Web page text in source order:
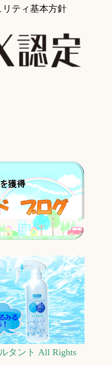
ティ基本方針
タント All Rights